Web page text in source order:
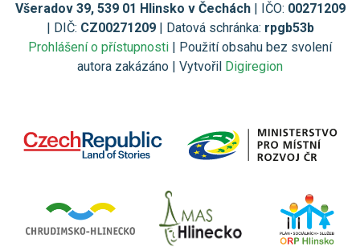
Všeradov 39, 539 01 Hlinsko v Čechách| IČO: 00271209
| DIČ: CZ00271209| Datová schránka: rpgb53b
Prohlášení o přístupnosti | Použití obsahu bez svolení
autora zakázáno | Vytvořil Digiregion